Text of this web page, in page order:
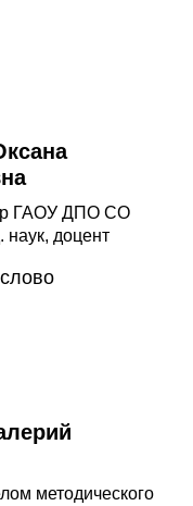
ГАОУ ДПО СО
доцент
методического